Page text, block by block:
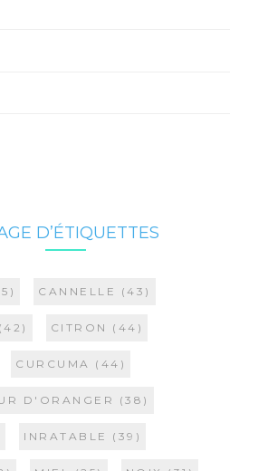
D’ÉTIQUETTES
CANNELLE (43)
(42) CITRON (44)
CURCUMA (44)
D'ORANGER (38)
INRATABLE (39)